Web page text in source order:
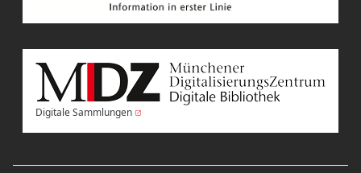
Digitale Sammlungen